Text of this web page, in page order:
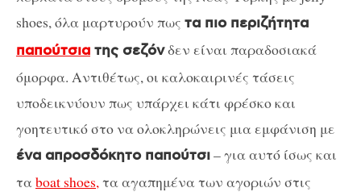
shoes, όλα μαρτυρούν πως τα πιο περιζήτητα
παπούτσια της σεζόνδεν είναι παραδοσιακά
όμορφα. Αντιθέτως, οι καλοκαιρινές τάσεις
υποδεικνύουν πως υπάρχει κάτι φρέσκο και
γοητευτικό στο να ολοκληρώνεις μια εμφάνιση με
ένα απροσδόκητο παπούτσι– για αυτό ίσως και
ταboat shoes, τα αγαπημένα των αγοριών στις